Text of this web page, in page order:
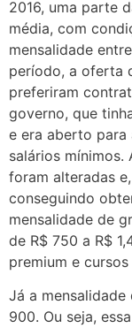
2016, uma parte
média, com
mensalidade
período, a oferta
preferiram
governo, que
e era aberto para
salários
foram alteradas
conseguindo
mensalidade de
de R$ 750 a R$
premium e
Já a
900. Ou seja,